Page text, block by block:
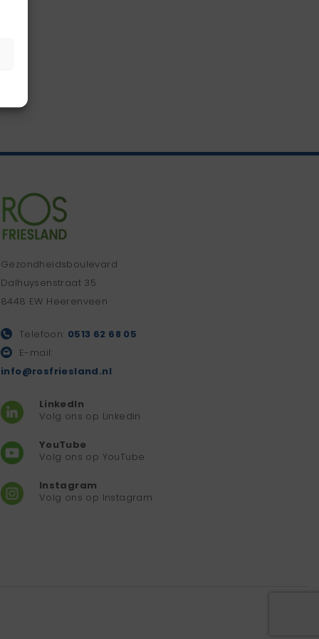
Gezondheidsboulevard
Dalhuysenstraat 35
8448 EW Heerenveen
Telefoon: 0513 62 68 05
E-mail:
info@rosfriesland.nl
LinkedIn
Volg ons op Linkedin
YouTube
Volg ons op YouTube
Instagram
Volg ons op Instagram